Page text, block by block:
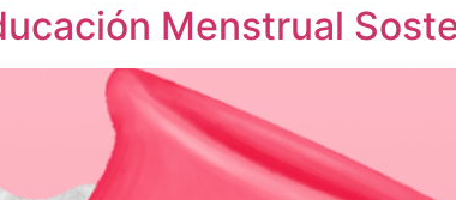
Menstrual